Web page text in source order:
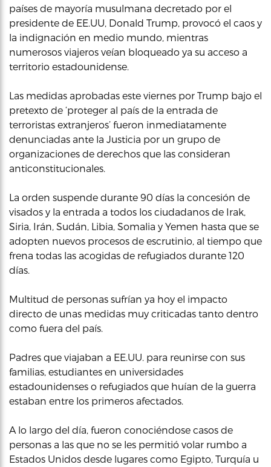
países de mayoría musulmana decretado por el
presidente de EE.UU, Donald Trump, provocó el caos y
la indignación en medio mundo, mientras
numerosos viajeros veían bloqueado ya su acceso a
territorio estadounidense.
Las medidas aprobadas este viernes por Trump bajo el
pretexto de ‘proteger al país de la entrada de
terroristas extranjeros’ fueron inmediatamente
denunciadas ante la Justicia por un grupo de
organizaciones de derechos que las consideran
anticonstitucionales.
La orden suspende durante 90 días la concesión de
visados y la entrada a todos los ciudadanos de Irak,
Siria, Irán, Sudán, Libia, Somalia y Yemen hasta que se
adopten nuevos procesos de escrutinio, al tiempo que
frena todas las acogidas de refugiados durante 120
días.
Multitud de personas sufrían ya hoy el impacto
directo de unas medidas muy criticadas tanto dentro
como fuera del país.
Padres que viajaban a EE.UU. para reunirse con sus
familias, estudiantes en universidades
estadounidenses o refugiados que huían de la guerra
estaban entre los primeros afectados.
A lo largo del día, fueron conociéndose casos de
personas a las que no se les permitió volar rumbo a
Estados Unidos desde lugares como Egipto, Turquía u